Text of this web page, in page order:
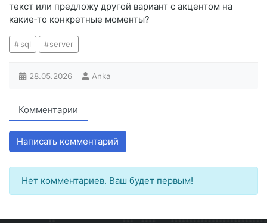
текст или предложу другой вариант с акцентом на
какие‑то конкретные моменты?
sql server
28.05.2026 Anka
Комментарии
Написать комментарий
Нет комментариев. Ваш будет первым!